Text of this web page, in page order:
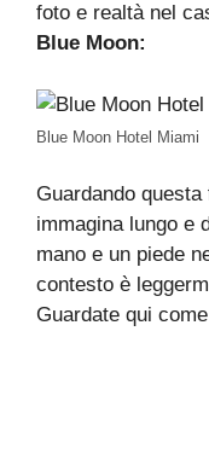
foto e realtà nel
Blue Moon:
Blue Moon Hotel Miami
Guardando
immagina lungo e
mano e un piede
contesto è
Guardate qui